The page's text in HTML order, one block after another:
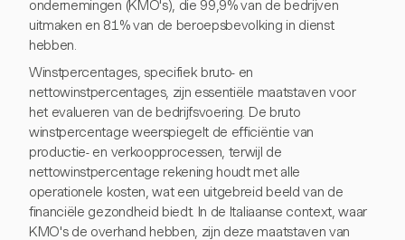
ondernemingen (KMO's), die 99,9% van de bedrijven
uitmaken en 81% van de beroepsbevolking in dienst
hebben.
Winstpercentages, specifiek bruto- en
nettowinstpercentages, zijn essentiële maatstaven voor
het evalueren van de bedrijfsvoering. De bruto
winstpercentage weerspiegelt de efficiëntie van
productie- en verkoopprocessen, terwijl de
nettowinstpercentage rekening houdt met alle
operationele kosten, wat een uitgebreid beeld van de
financiële gezondheid biedt. In de Italiaanse context, waar
KMO's de overhand hebben, zijn deze maatstaven van